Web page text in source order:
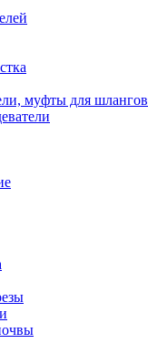
муфты для шлангов